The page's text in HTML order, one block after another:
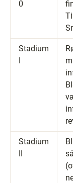
0
Stadium
I
Stadium
II